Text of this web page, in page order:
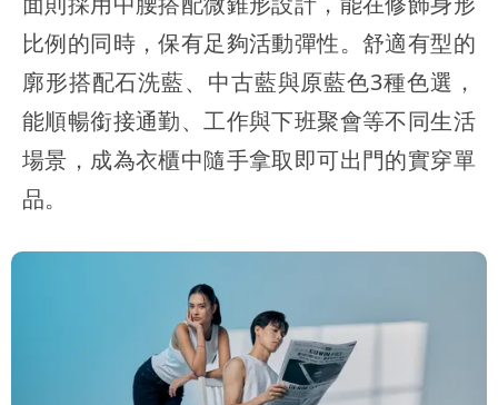
比例的同時，保有足夠活動彈性。舒適有型的
廓形搭配石洗藍、中古藍與原藍色3種色選，
能順暢銜接通勤、工作與下班聚會等不同生活
場景，成為衣櫃中隨手拿取即可出門的實穿單
品。